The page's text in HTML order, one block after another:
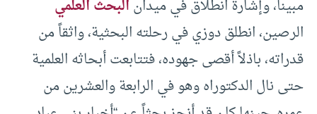
مبيناً، وإشارة انطلاق في ميدانالبحث العلمي
الرصين، انطلق دوزي في رحلته البحثية، واثقاً من
قدراته، باذلاً أقصى جهوده، فتتابعت أبحاثه العلمية
حتى نال الدكتوراه وهو في الرابعة والعشرين من